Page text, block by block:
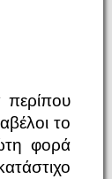
περίπου
το
φορά